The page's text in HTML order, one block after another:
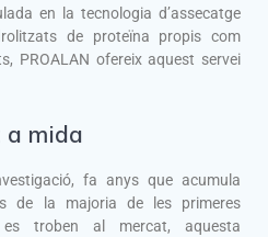
en la tecnologia d’assecatge
de proteïna propis com
PROALAN ofereix aquest servei
a mida
fa anys que acumula
de la majoria de les primeres
es troben al mercat, aquesta